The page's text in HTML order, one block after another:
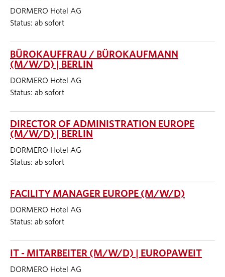
DORMERO Hotel AG
Status: ab sofort
BÜROKAUFFRAU / BÜROKAUFMANN
(M/W/D) | BERLIN
DORMERO Hotel AG
Status: ab sofort
DIRECTOR OF ADMINISTRATION EUROPE
(M/W/D) | BERLIN
DORMERO Hotel AG
Status: ab sofort
FACILITY MANAGER EUROPE (M/W/D)
DORMERO Hotel AG
Status: ab sofort
IT - MITARBEITER (M/W/D) | EUROPAWEIT
DORMERO Hotel AG